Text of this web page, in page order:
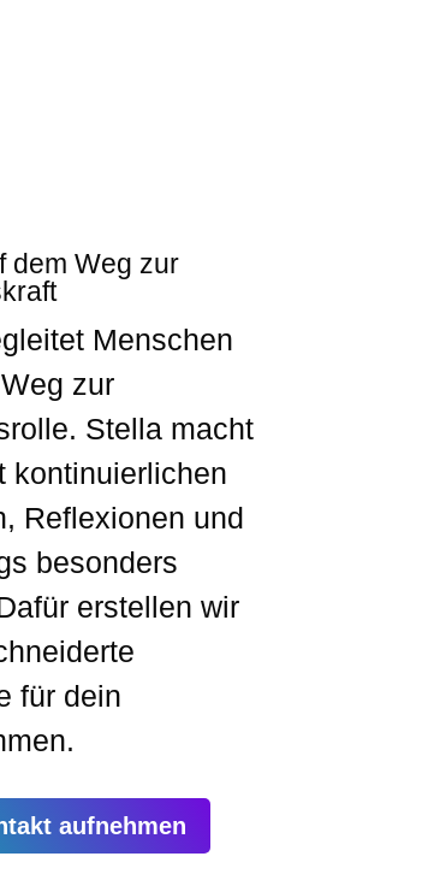
dem Weg zur
Menschen
zur
Stella macht
kontinuierlichen
Reflexionen und
besonders
erstellen wir
für dein
aufnehmen